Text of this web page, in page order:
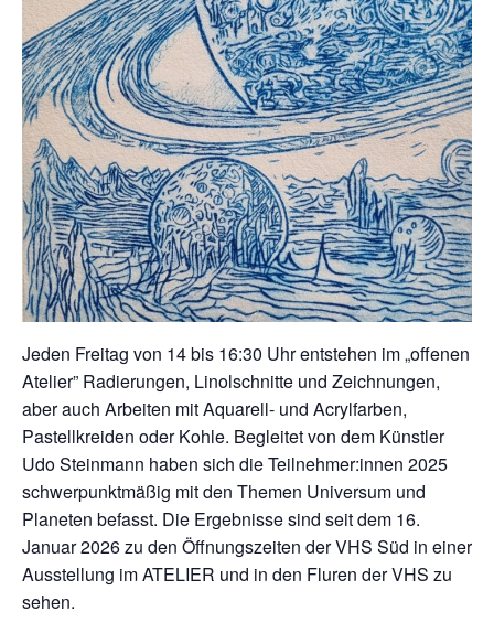
Jeden Freitag von 14 bis 16:30 Uhr entstehen im „offenen
Atelier” Radierungen, Linolschnitte und Zeichnungen,
aber auch Arbeiten mit Aquarell- und Acrylfarben,
Pastellkreiden oder Kohle. Begleitet von dem Künstler
Udo Steinmann haben sich die Teilnehmer:innen 2025
schwerpunktmäßig mit den Themen Universum und
Planeten befasst. Die Ergebnisse sind seit dem 16.
Januar 2026 zu den Öffnungszeiten der VHS Süd in einer
Ausstellung im ATELIER und in den Fluren der VHS zu
sehen.